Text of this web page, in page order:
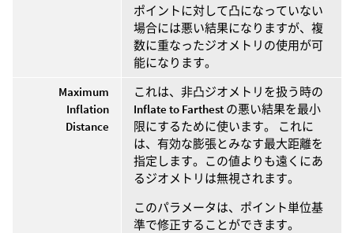
ポイントに対して凸になっていない
場合には悪い結果になりますが、複
数に重なったジオメトリの使用が可
能になります。
Maximum
Inflation
Distance
これは、非凸ジオメトリを扱う時の
Inflate to Farthest の悪い結果を最小
限にするために使います。 これに
は、有効な膨張とみなす最大距離を
指定します。この値よりも遠くにあ
るジオメトリは無視されます。
このパラメータは、ポイント単位基
準で修正することができます。